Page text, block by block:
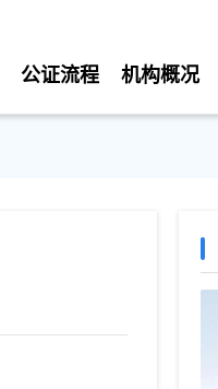
机构概况
公证流程